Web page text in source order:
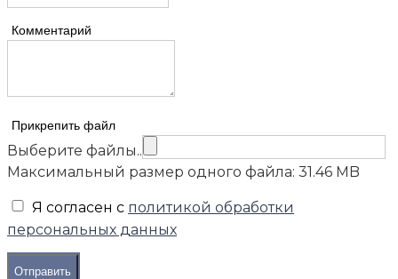
Комментарий
Прикрепить файл
Выберите файлы..
Максимальный размер одного файла: 31.46 MB
Я согласен с политикой обработки
персональных данных
Отправить